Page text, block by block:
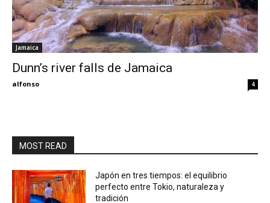
Jamaica
Dunn’s river falls de Jamaica
alfonso 4
MOST READ
Japón en tres tiempos: el equilibrio
perfecto entre Tokio, naturaleza y
tradición